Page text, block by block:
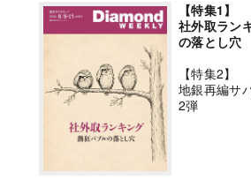
【特集1】
社外取ラン
の落とし穴
【特集2】
地銀再編サ
2弾